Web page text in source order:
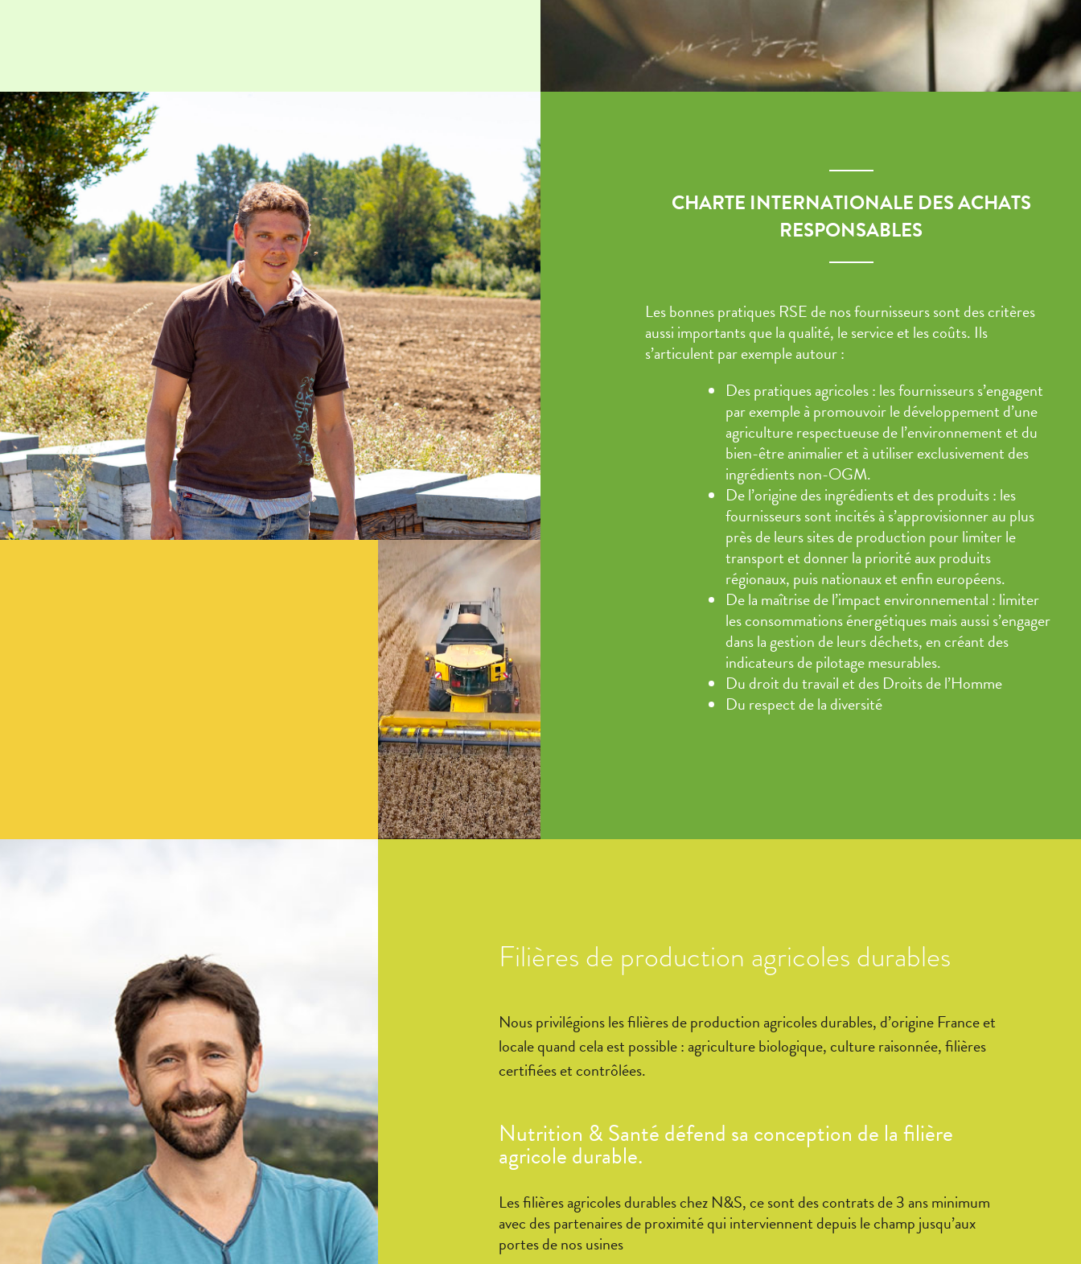
CHARTE INTERNATIONALE DES ACHATS
RESPONSABLES
Les bonnes pratiques RSE de nos fournisseurs sont des critères
aussi importants que la qualité, le service et les coûts. Ils
s’articulent par exemple autour :
Des pratiques agricoles : les fournisseurs s’engagent
par exemple à promouvoir le développement d’une
agriculture respectueuse de l’environnement et du
bien-être animalier et à utiliser exclusivement des
ingrédients non-OGM.
De l’origine des ingrédients et des produits : les
fournisseurs sont incités à s’approvisionner au plus
près de leurs sites de production pour limiter le
transport et donner la priorité aux produits
régionaux, puis nationaux et enfin européens.
De la maîtrise de l’impact environnemental : limiter
les consommations énergétiques mais aussi s’engager
dans la gestion de leurs déchets, en créant des
indicateurs de pilotage mesurables.
Du droit du travail et des Droits de l’Homme
Du respect de la diversité
Filières de production agricoles durables
Nous privilégions les filières de production agricoles durables, d’origine France et
locale quand cela est possible : agriculture biologique, culture raisonnée, filières
certifiées et contrôlées.
Nutrition & Santé défend sa conception de la filière
agricole durable.
Les filières agricoles durables chez N&S, ce sont des contrats de 3 ans minimum
avec des partenaires de proximité qui interviennent depuis le champ jusqu’aux
portes de nos usines